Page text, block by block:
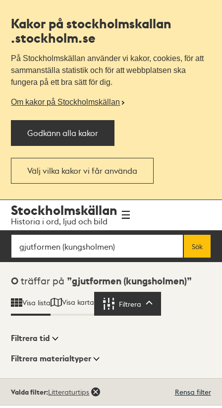
Kakor på stockholmskallan
.stockholm.se
På Stockholmskällan använder vi kakor, cookies, för att
sammanställa statistik och för att webbplatsen ska
fungera på ett bra sätt för dig.
Om kakor på Stockholmskällan
Godkänn alla kakor
Välj vilka kakor vi får använda
navigationen
huvudinnehållet
Stockholmskällan
Historia i ord, ljud och bild
Sök
Sök
Sökresultat
0 träffar på gjutformen (kungsholmen)
Visa lista Visa karta Filtrera
Visningsläge
Filtrera tid
Filtrera materialtyper
träffar
Valda filter:Litteraturtips Rensa filter